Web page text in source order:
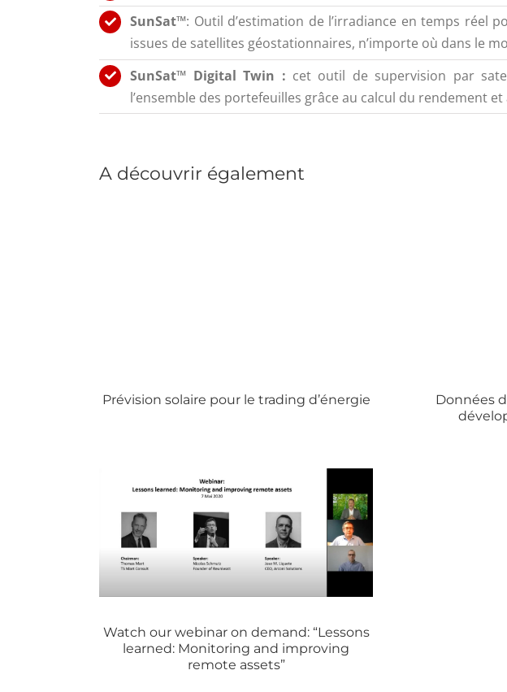
SunSat™: Outil d’estimation de l’irradiance en temps réel
issues de satellites géostationnaires, n’importe où dans le
SunSat™ Digital Twin : cet outil de supervision par
l’ensemble des portefeuilles grâce au calcul du rendement
A découvrir également
Prévision solaire pour le trading d’énergie
Données
Watch our webinar on demand: “Lessons
learned: Monitoring and improving
remote assets”